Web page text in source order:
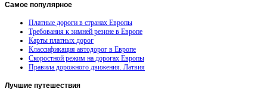
Самое популярное
Платные дороги в странах Европы
Требования к зимней резине в Европе
Карты платных дорог
Классификация автодорог в Европе
Скоростной режим на дорогах Европы
Правила дорожного движения. Латвия
Лучшие путешествия